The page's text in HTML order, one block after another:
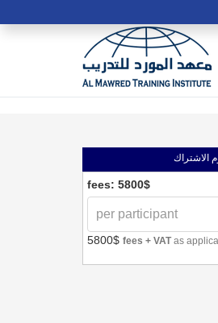
الاشتراك
fees: 5800$
5800$ fees + VATas